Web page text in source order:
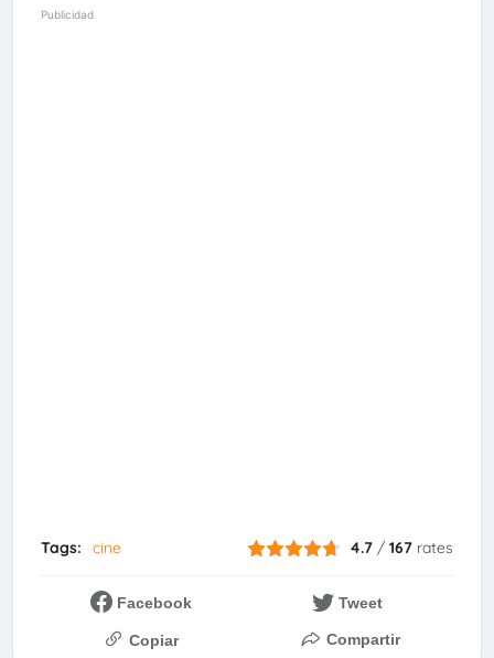
Publicidad
Tags: cine 4.7 /167 rates
Facebook Tweet
Copiar Compartir